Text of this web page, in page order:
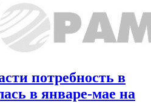
потребность в
в январе-мае на